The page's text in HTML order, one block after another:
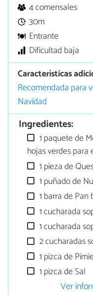
4 comensales
30m
Entrante
Dificultad baja
Características
Recomendada para
Navidad
Ingredientes:
1 paquete de
hojas verdes para
1 pieza de
1 puñado de
1 barra de Pan
1 cucharada
1 cucharada
2 cucharadas
1 pizca de
1 pizca de Sal
Ver